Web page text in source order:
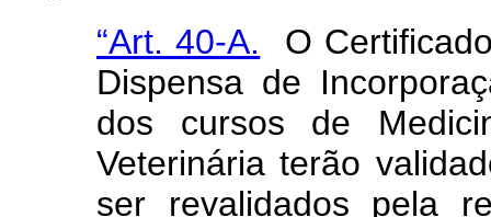
“Art. 40-A. O
Dispensa de
dos cursos de
Veterinária terão
ser revalidados pela